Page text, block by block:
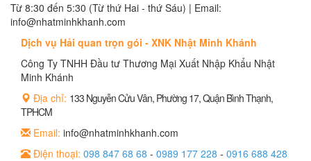
Từ 8:30 đến 5:30 (Từ thứ Hai - thứ Sáu) | Email:
info@nhatminhkhanh.com
Dịch vụ Hải quan trọn gói - XNK Nhật Minh Khánh
Công Ty TNHH Đầu tư Thương Mại Xuất Nhập Khẩu Nhật
Minh Khánh
Địa chỉ: 133 Nguyễn Cửu Vân, Phường 17, Quận Bình Thạnh,
TPHCM
Email: info@nhatminhkhanh.com
Điện thoại: 098 847 68 68 - 0989 177 228 - 0916 688 428